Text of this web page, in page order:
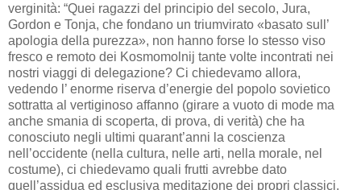
verginità: “Quei ragazzi del principio del secolo, Jura,
Gordon e Tonja, che fondano un triumvirato «basato sull’
apologia della purezza», non hanno forse lo stesso viso
fresco e remoto dei Kosmomolnij tante volte incontrati nei
nostri viaggi di delegazione? Ci chiedevamo allora,
vedendo l’ enorme riserva d’energie del popolo sovietico
sottratta al vertiginoso affanno (girare a vuoto di mode ma
anche smania di scoperta, di prova, di verità) che ha
conosciuto negli ultimi quarant’anni la coscienza
nell’occidente (nella cultura, nelle arti, nella morale, nel
costume), ci chiedevamo quali frutti avrebbe dato
quell’assidua ed esclusiva meditazione dei propri classici,